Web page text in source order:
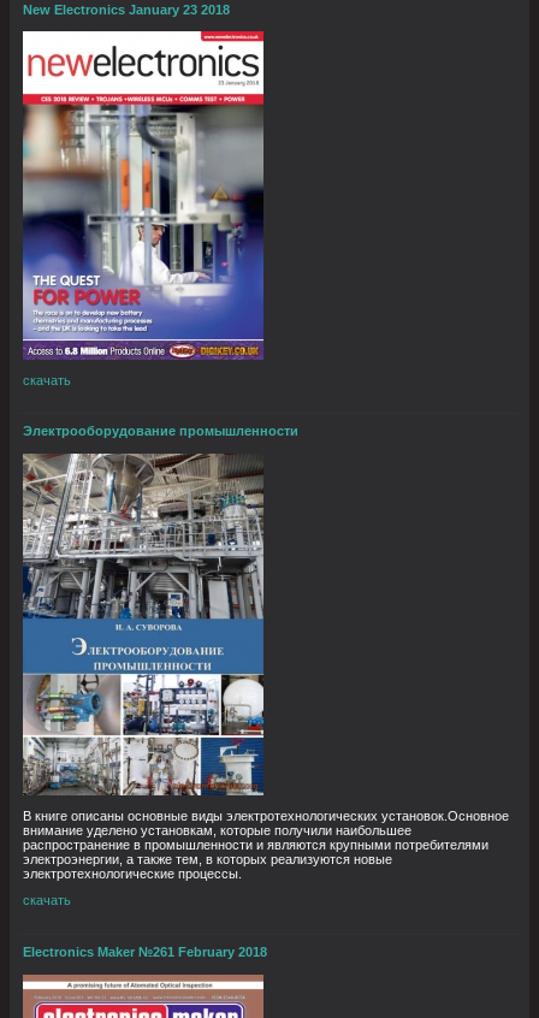
New Electronics January 23 2018
скачать
Электрооборудование промышленности
В книге описаны основные виды электротехнологических установок.Основное
внимание уделено установкам, которые получили наибольшее
распространение в промышленности и являются крупными потребителями
электроэнергии, а также тем, в которых реализуются новые
электротехнологические процессы.
скачать
Electronics Maker №261 February 2018